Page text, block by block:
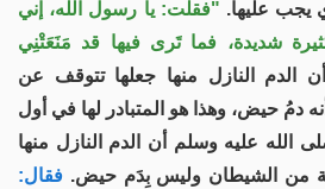
يجب عليها. "فقلت: يا رسول الله، إني
شديدة، فما تَرى فيها قد مَنَعَتْنِي
الدم النازل منها جعلها تتوقف عن
دمُ حيض، وهذا هو المتبادر لها في أول
الله عليه وسلم أن الدم النازل منها
من الشيطان وليس بِدَم حيض. فقال: